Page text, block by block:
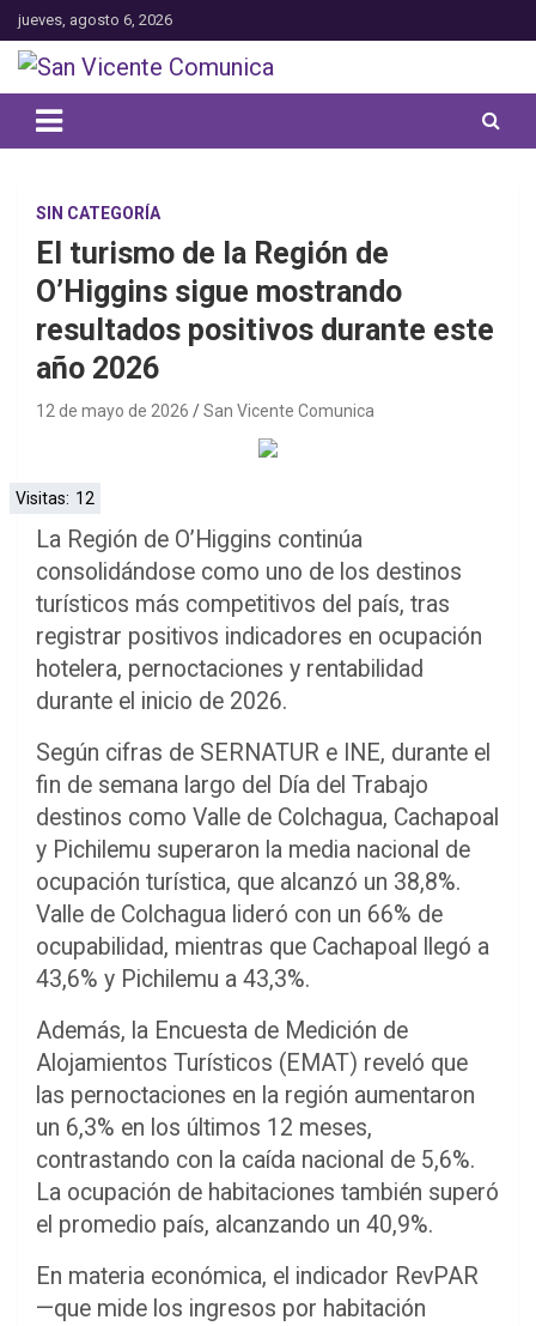
Saltar
al
contenido
jueves, agosto 6, 2026
San Vicente Comunica
Toda la actualidad noticiosa de nuestra comuna
SIN CATEGORÍA
El turismo de la Región de
O’Higgins sigue mostrando
resultados positivos durante este
año 2026
12 de mayo de 2026 San Vicente Comunica
Visitas: 12
La Región de O’Higgins continúa
consolidándose como uno de los destinos
turísticos más competitivos del país, tras
registrar positivos indicadores en ocupación
hotelera, pernoctaciones y rentabilidad
durante el inicio de 2026.
Según cifras de SERNATUR e INE, durante el
fin de semana largo del Día del Trabajo
destinos como Valle de Colchagua, Cachapoal
y Pichilemu superaron la media nacional de
ocupación turística, que alcanzó un 38,8%.
Valle de Colchagua lideró con un 66% de
ocupabilidad, mientras que Cachapoal llegó a
43,6% y Pichilemu a 43,3%.
Además, la Encuesta de Medición de
Alojamientos Turísticos (EMAT) reveló que
las pernoctaciones en la región aumentaron
un 6,3% en los últimos 12 meses,
contrastando con la caída nacional de 5,6%.
La ocupación de habitaciones también superó
el promedio país, alcanzando un 40,9%.
En materia económica, el indicador RevPAR
—que mide los ingresos por habitación